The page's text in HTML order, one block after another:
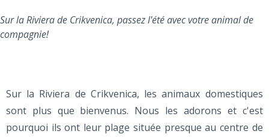
Sur la Riviera de Crikvenica, passez l'été avec votre animal de
compagnie!
Sur la Riviera de Crikvenica, les animaux domestiques
sont plus que bienvenus. Nous les adorons et c'est
pourquoi ils ont leur plage située presque au centre de